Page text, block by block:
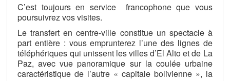
C’est toujours en service francophone que vous
poursuivrez vos visites.
Le transfert en centre-ville constitue un spectacle à
part entière : vous emprunterez l’une des lignes de
téléphériques qui unissent les villes d’El Alto et de La
Paz, avec vue panoramique sur la coulée urbaine
caractéristique de l’autre « capitale bolivienne », la